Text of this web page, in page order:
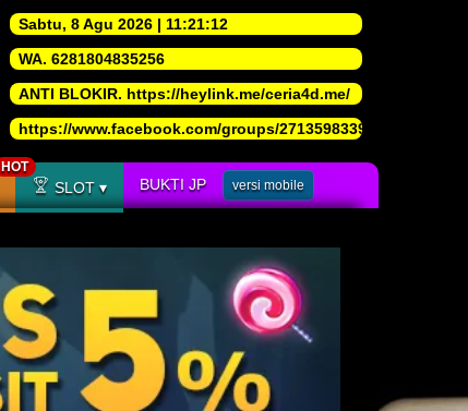
Sabtu, 8 Agu 2026| 11:21:13
WA. 6281804835256
ANTI BLOKIR. https://heylink.me/ceria4d.me/
https://www.facebook.com/groups/271359833987383/
HOT
SLOT BUKTI JP versi mobile